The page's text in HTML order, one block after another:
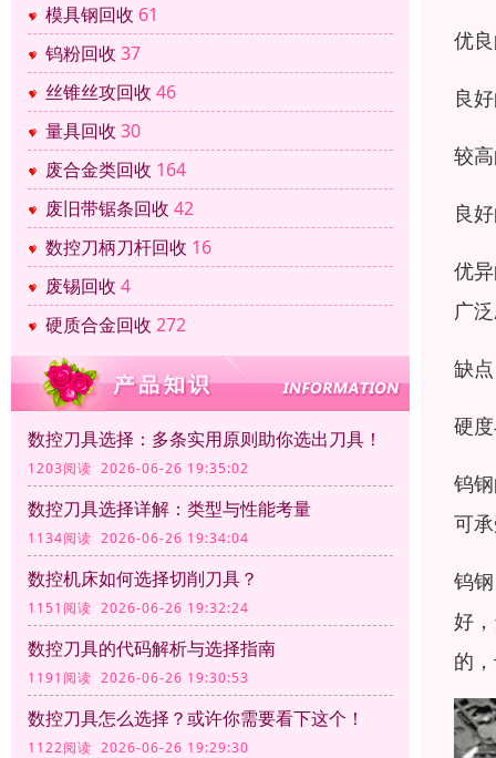
模具钢回收 61
钨粉回收 37
丝锥丝攻回收 46
量具回收 30
废合金类回收 164
废旧带锯条回收 42
数控刀柄刀杆回收 16
废锡回收 4
硬质合金回收 272
数控刀具选择：多条实用原则助你选出刀具！
1203阅读 2026-06-26 19:35:02
数控刀具选择详解：类型与性能考量
1134阅读 2026-06-26 19:34:04
数控机床如何选择切削刀具？
1151阅读 2026-06-26 19:32:24
数控刀具的代码解析与选择指南
1191阅读 2026-06-26 19:30:53
数控刀具怎么选择？或许你需要看下这个！
1122阅读 2026-06-26 19:29:30
优
良
较
良
优
广
缺
硬
钨
可
钨
好
的